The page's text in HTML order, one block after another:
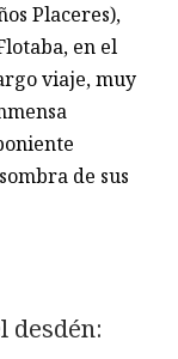
Placeres),
en el
viaje, muy
de sus
desdén: